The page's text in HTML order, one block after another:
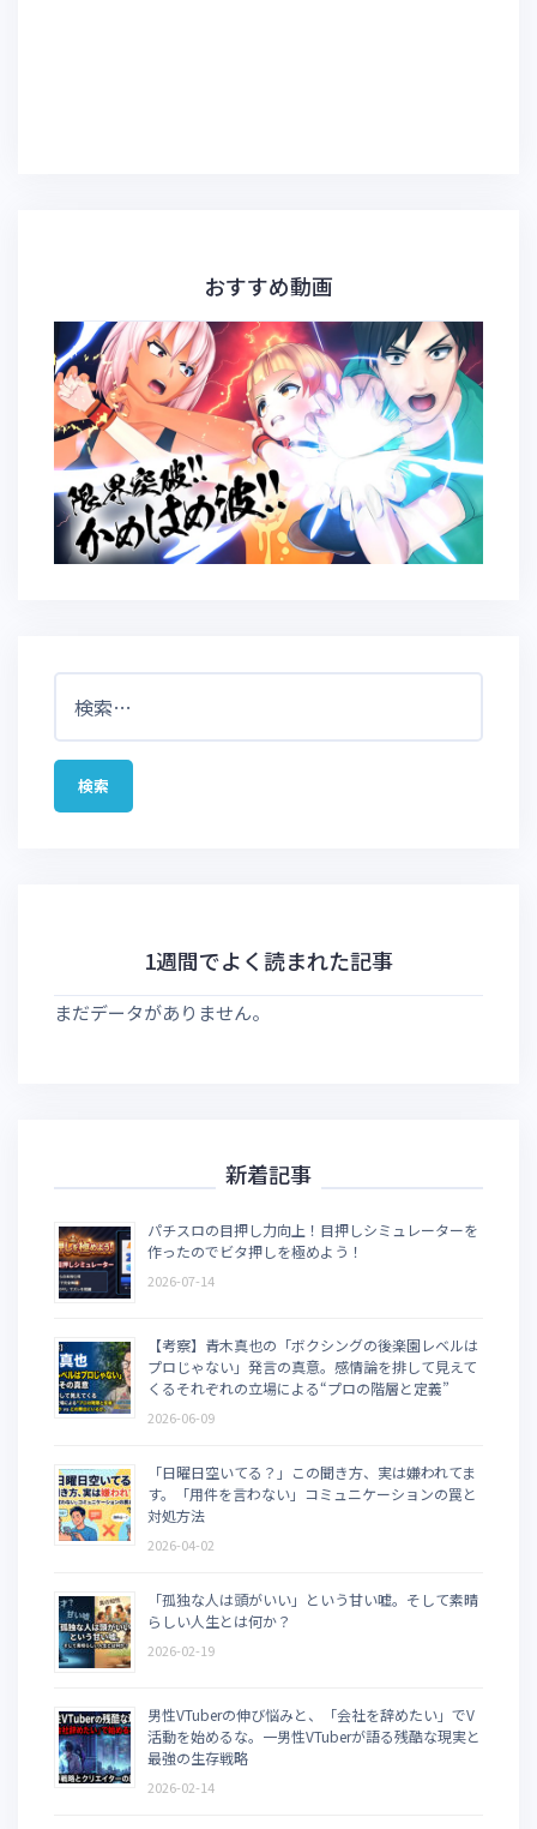
おすすめ動画
1週間でよく読まれた記事
まだデータがありません。
新着記事
パチスロの目押し力向上！目押しシミュレーターを
作ったのでビタ押しを極めよう！
2026-07-14
【考察】青木真也の「ボクシングの後楽園レベルは
プロじゃない」発言の真意。感情論を排して見えて
くるそれぞれの立場による“プロの階層と定義”
2026-06-09
「日曜日空いてる？」この聞き方、実は嫌われてま
す。「用件を言わない」コミュニケーションの罠と
対処方法
2026-04-02
「孤独な人は頭がいい」という甘い嘘。そして素晴
らしい人生とは何か？
2026-02-19
男性VTuberの伸び悩みと、「会社を辞めたい」でV
活動を始めるな。一男性VTuberが語る残酷な現実と
最強の生存戦略
2026-02-14